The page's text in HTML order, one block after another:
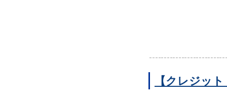
【クレジッ